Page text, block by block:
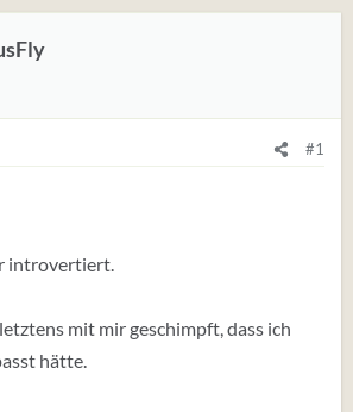
#1
introvertiert.
mit mir geschimpft, dass ich
hätte.